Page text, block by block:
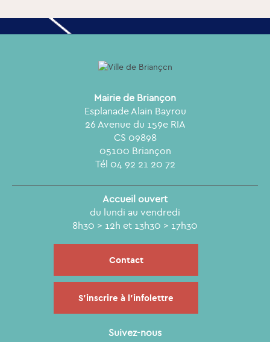
Mairie de Briançon
Esplanade Alain Bayrou
26 Avenue du 159e RIA
CS 09898
05100 Briançon
Tél 04 92 21 20 72
Accueil ouvert
du lundi au vendredi
8h30 > 12h et 13h30 > 17h30
Contact
S'inscrire à l'infolettre
Suivez-nous